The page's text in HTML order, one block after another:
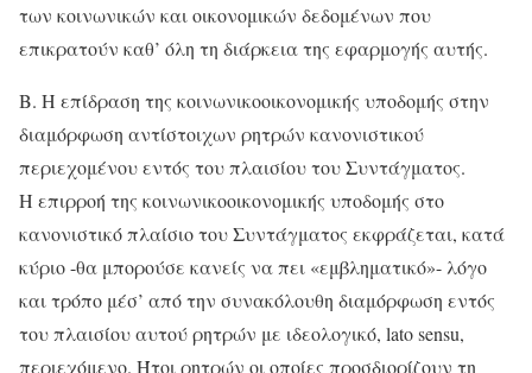
των κοινωνικών και οικονομικών δεδομένων που
επικρατούν καθ’ όλη τη διάρκεια της εφαρμογής αυτής.
Β. Η επίδραση της κοινωνικοοικονομικής υποδομής στην
διαμόρφωση αντίστοιχων ρητρών κανονιστικού
περιεχομένου εντός του πλαισίου του Συντάγματος.
Η επιρροή της κοινωνικοοικονομικής υποδομής στο
κανονιστικό πλαίσιο του Συντάγματος εκφράζεται, κατά
κύριο -θα μπορούσε κανείς να πει «εμβληματικό»- λόγο
και τρόπο μέσ’ από την συνακόλουθη διαμόρφωση εντός
του πλαισίου αυτού ρητρών με ιδεολογικό, lato sensu,
περιεχόμενο. Ήτοι ρητρών οι οποίες προσδιορίζουν τη